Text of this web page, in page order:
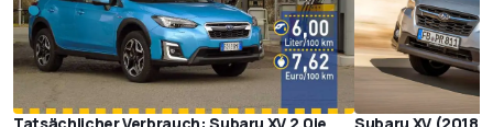
Tatsächlicher Verbrauch: Subaru XV 2.0ie
Subaru XV